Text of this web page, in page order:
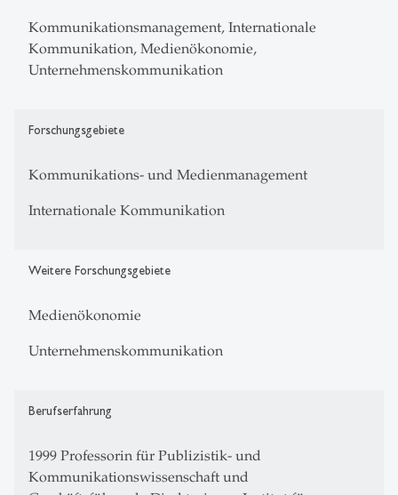
Kommunikationsmanagement, Internationale
Kommunikation, Medienökonomie,
Unternehmenskommunikation
Forschungsgebiete
Kommunikations- und Medienmanagement
Internationale Kommunikation
Weitere Forschungsgebiete
Medienökonomie
Unternehmenskommunikation
Berufserfahrung
1999 Professorin für Publizistik- und
Kommunikationswissenschaft und